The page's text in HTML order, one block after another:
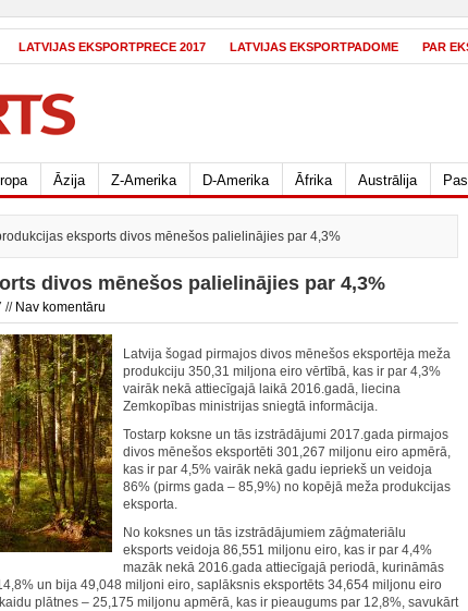
LATVIJAS EKSPORTPRECE 2017 LATVIJAS EKSPORTPADOME PAR
Āzija Z-Amerika D-Amerika Āfrika Austrālija
eksports divos mēnešos palielinājies par 4,3%
divos mēnešos palielinājies par 4,3%
// Nav komentāru
Latvija šogad pirmajos divos mēnešos eksportēja meža
produkciju 350,31 miljona eiro vērtībā, kas ir par 4,3%
vairāk nekā attiecīgajā laikā 2016.gadā, liecina
Zemkopības ministrijas sniegtā informācija.
Tostarp koksne un tās izstrādājumi 2017.gada pirmajos
divos mēnešos eksportēti 301,267 miljonu eiro apmērā,
kas ir par 4,5% vairāk nekā gadu iepriekš un veidoja
86% (pirms gada – 85,9%) no kopējā meža produkcijas
eksporta.
No koksnes un tās izstrādājumiem zāģmateriālu
eksports veidoja 86,551 miljonu eiro, kas ir par 4,4%
mazāk nekā 2016.gada attiecīgajā periodā, kurināmās
un bija 49,048 miljoni eiro, saplāksnis eksportēts 34,654 miljonu eiro
plātnes – 25,175 miljonu apmērā, kas ir pieaugums par 12,8%, savukārt